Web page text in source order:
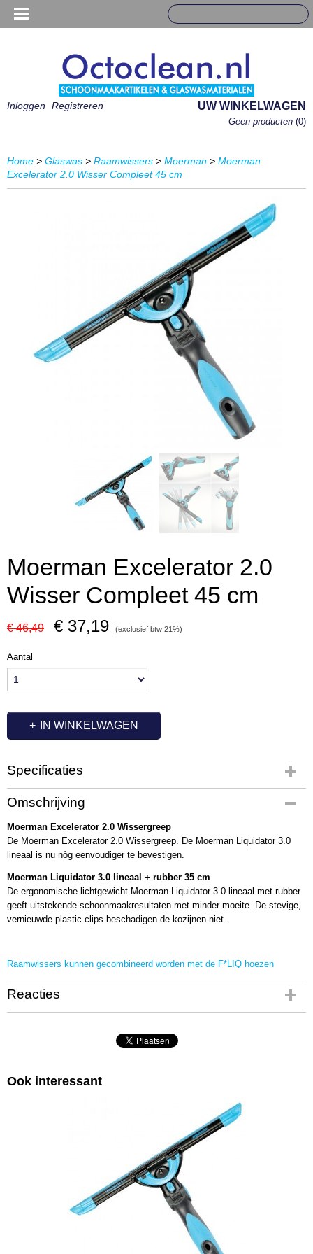
Inloggen Registreren UW WINKELWAGEN
Geen producten (0)
Home > Glaswas > Raamwissers > Moerman > Moerman
Excelerator 2.0 Wisser Compleet 45 cm
Moerman Excelerator 2.0
Wisser Compleet 45 cm
€ 46,49 € 37,19 (exclusief btw 21%)
Aantal
IN WINKELWAGEN
Specificaties
Productcode
MM1025
Productcode leverancier
250328
Omschrijving
Moerman Excelerator 2.0 Wissergreep
De Moerman Excelerator 2.0 Wissergreep. De Moerman Liquidator 3.0
lineaal is nu nòg eenvoudiger te bevestigen.
Moerman Liquidator 3.0 lineaal + rubber 35 cm
De ergonomische lichtgewicht Moerman Liquidator 3.0 lineaal met rubber
geeft uitstekende schoonmaakresultaten met minder moeite. De stevige,
vernieuwde plastic clips beschadigen de kozijnen niet.
Raamwissers kunnen gecombineerd worden met de F*LIQ hoezen
Reacties
Ook interessant